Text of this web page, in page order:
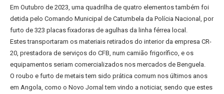
Em Outubro de 2023, uma quadrilha de quatro elementos também foi
detida pelo Comando Municipal de Catumbela da Polícia Nacional, por
furto de 323 placas fixadoras de agulhas da linha férrea local.
Estes transportaram os materiais retirados do interior da empresa CR-
20, prestadora de serviços do CFB, num camião frigorífico, e os
equipamentos seriam comercializados nos mercados de Benguela.
O roubo e furto de metais tem sido prática comum nos últimos anos
em Angola, como o Novo Jornal tem vindo a noticiar, sendo que estes